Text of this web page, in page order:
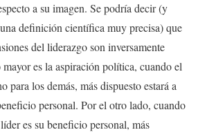
a su imagen. Se podría decir (y
definición científica muy precisa) que
del liderazgo son inversamente
es la aspiración política, cuando el
para los demás, más dispuesto estará a
personal. Por el otro lado, cuando
es su beneficio personal, más